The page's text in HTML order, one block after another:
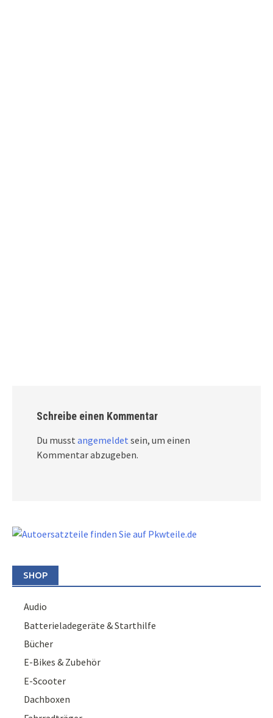
Schreibe einen Kommentar
Du musst angemeldet sein, um einen
Kommentar abzugeben.
SHOP
Audio
Batterieladegeräte & Starthilfe
Bücher
E-Bikes & Zubehör
E-Scooter
Dachboxen